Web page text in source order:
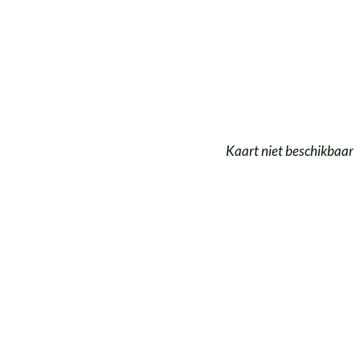
Kaart niet beschikbaar